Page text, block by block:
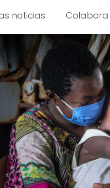
noticias Colabora